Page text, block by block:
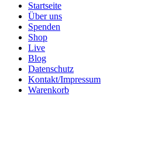
Startseite
Über uns
Spenden
Shop
Live
Blog
Datenschutz
Kontakt/Impressum
Warenkorb